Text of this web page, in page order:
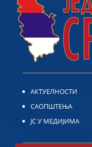
АКТУЕЛНОСТИ
САОПШТЕЊА
ЈС У МЕДИЈИМА